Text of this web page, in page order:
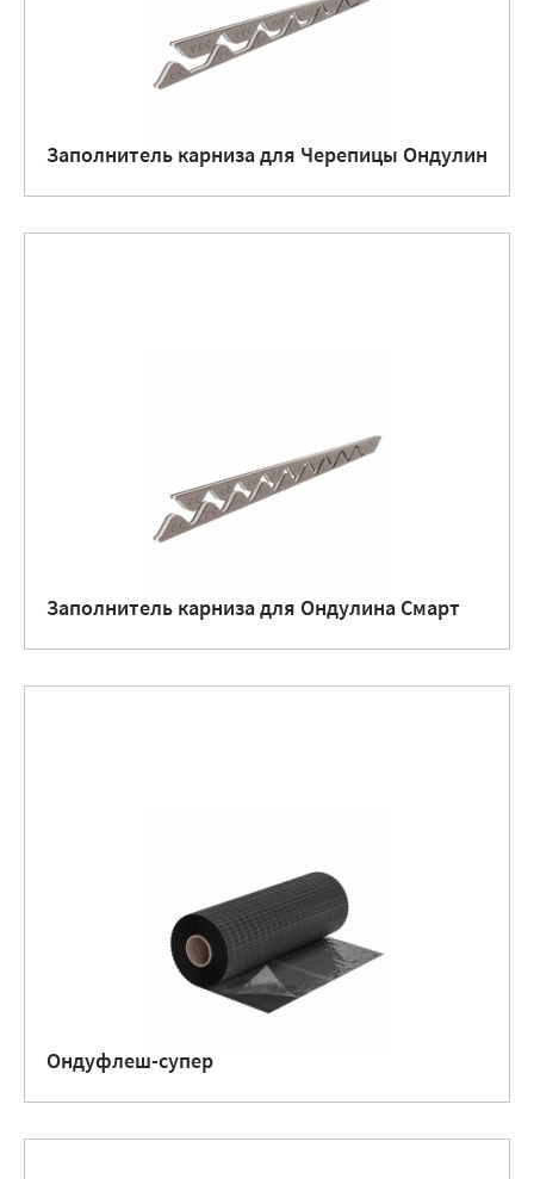
Заполнитель карниза для Черепицы Ондулин
Заполнитель карниза для Ондулина Смарт
Ондуфлеш-супер